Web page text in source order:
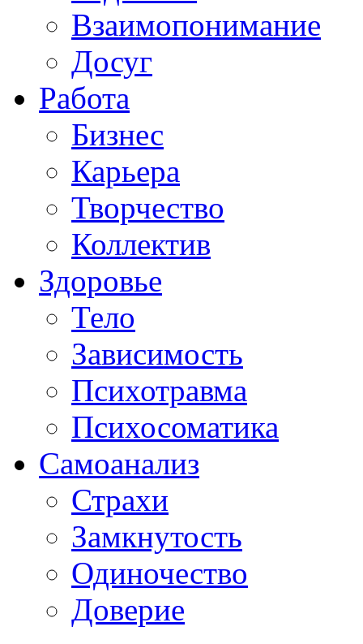
Взаимопонимание
Досуг
Работа
Бизнес
Карьера
Творчество
Коллектив
Здоровье
Тело
Зависимость
Психотравма
Психосоматика
Самоанализ
Страхи
Замкнутость
Одиночество
Доверие